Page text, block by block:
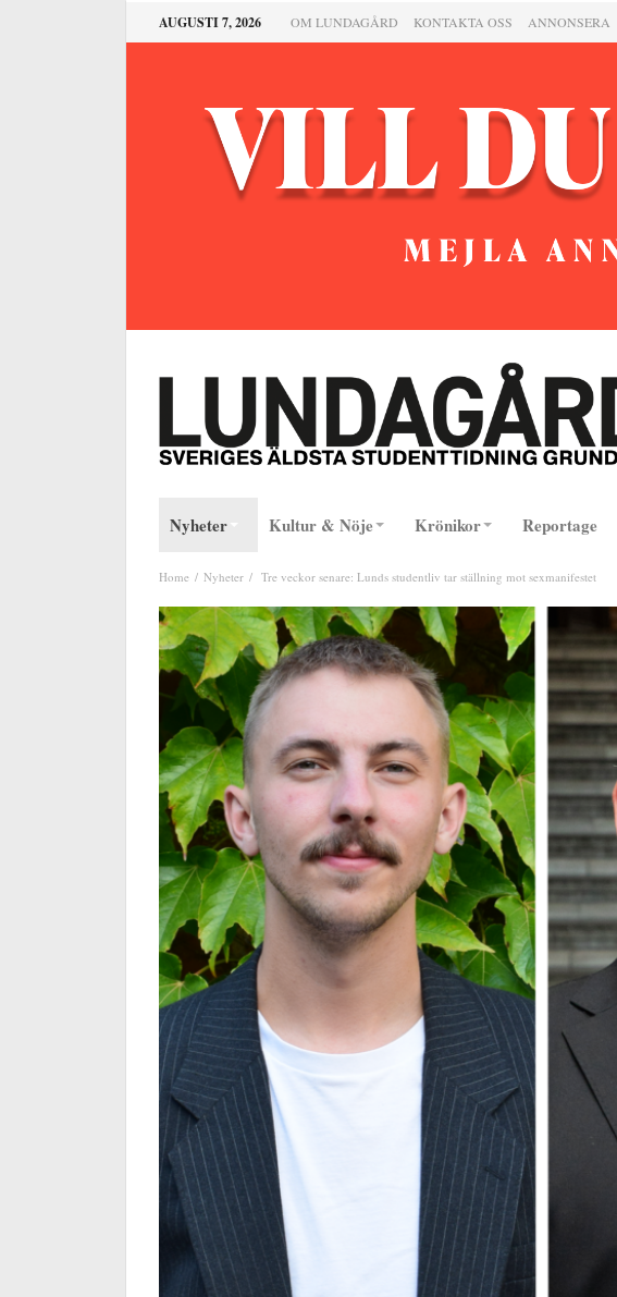
AUGUSTI 7, 2026 OM LUNDAGÅRD KONTAKTA OSS ANNONSERA
Nyheter Kultur & Nöje Krönikor Reportage
Home Nyheter Tre veckor senare: Lunds studentliv tar ställning mot sexmanifestet